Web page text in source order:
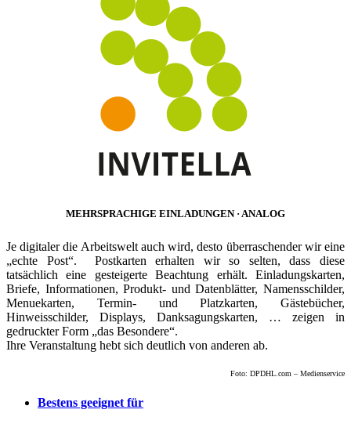
MEHRSPRACHIGE EINLADUNGEN · ANALOG
Je digitaler die Arbeitswelt auch wird, desto überraschender wir eine
„echte Post“. Postkarten erhalten wir so selten, dass diese
tatsächlich eine gesteigerte Beachtung erhält. Einladungskarten,
Briefe, Informationen, Produkt- und Datenblätter, Namensschilder,
Menuekarten, Termin- und Platzkarten, Gästebücher,
Hinweisschilder, Displays, Danksagungskarten, … zeigen in
gedruckter Form „das Besondere“.
Ihre Veranstaltung hebt sich deutlich von anderen ab.
Foto: DPDHL.com – Medienservice
Bestens geeignet für